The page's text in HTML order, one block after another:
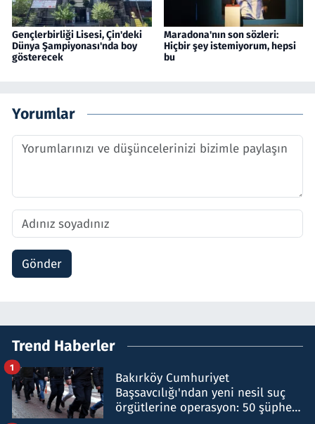
Gençlerbirliği Lisesi, Çin'deki
Dünya Şampiyonası'nda boy
gösterecek
Maradona'nın son sözleri:
Hiçbir şey istemiyorum, hepsi
bu
Yorumlar
Gönder
Trend Haberler
Bakırköy Cumhuriyet
Başsavcılığı'ndan yeni nesil suç
örgütlerine operasyon: 50 şüpheli
1